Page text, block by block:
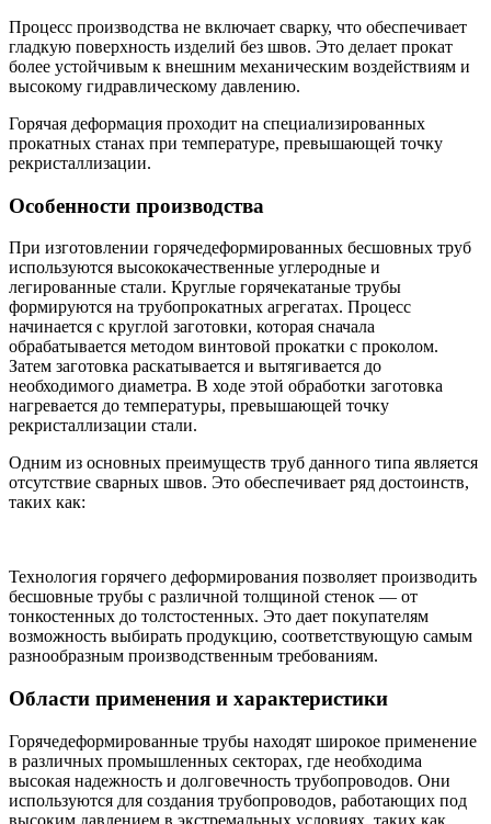
Процесс производства не включает сварку, что обеспечивает
гладкую поверхность изделий без швов. Это делает прокат
более устойчивым к внешним механическим воздействиям и
высокому гидравлическому давлению.
Горячая деформация проходит на специализированных
прокатных станах при температуре, превышающей точку
рекристаллизации.
Особенности производства
При изготовлении горячедеформированных бесшовных труб
используются высококачественные углеродные и
легированные стали. Круглые горячекатаные трубы
формируются на трубопрокатных агрегатах. Процесс
начинается с круглой заготовки, которая сначала
обрабатывается методом винтовой прокатки с проколом.
Затем заготовка раскатывается и вытягивается до
необходимого диаметра. В ходе этой обработки заготовка
нагревается до температуры, превышающей точку
рекристаллизации стали.
Одним из основных преимуществ труб данного типа является
отсутствие сварных швов. Это обеспечивает ряд достоинств,
таких как:
Технология горячего деформирования позволяет производить
бесшовные трубы с различной толщиной стенок — от
тонкостенных до толстостенных. Это дает покупателям
возможность выбирать продукцию, соответствующую самым
разнообразным производственным требованиям.
Области применения и характеристики
Горячедеформированные трубы находят широкое применение
в различных промышленных секторах, где необходима
высокая надежность и долговечность трубопроводов. Они
используются для создания трубопроводов, работающих под
высоким давлением в экстремальных условиях, таких как